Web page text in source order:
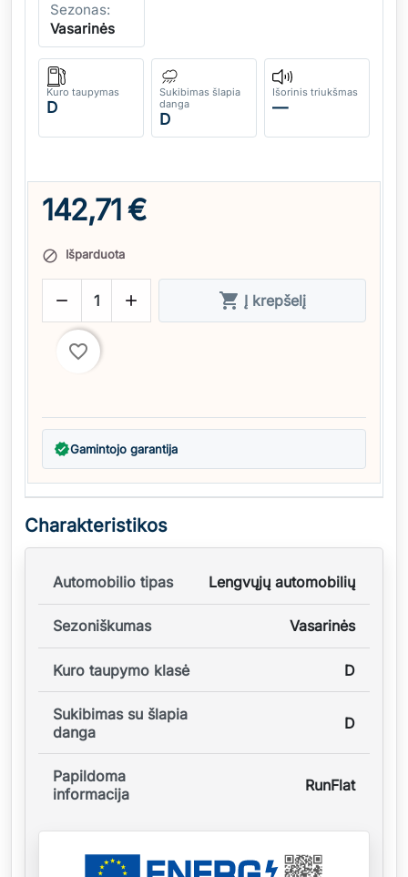
Sezonas:
Vasarinės
Kuro taupymas
D
Sukibimas šlapia
danga
D
Išorinis triukšmas
—
142,71 €
 Išparduota
   Į krepšelį
favorite_border
verifiedGamintojo garantija
Charakteristikos
Automobilio tipas Lengvųjų automobilių
Sezoniškumas Vasarinės
Kuro taupymo klasė D
Sukibimas su šlapia
danga
D
Papildoma
informacija
RunFlat